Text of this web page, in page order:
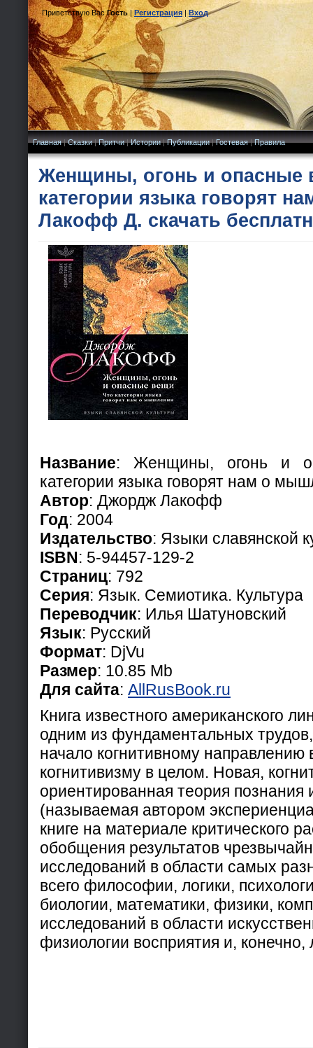
Приветствую Вас Гость|Регистрация|Вход
Главная|Сказки|Притчи|Истории|Публикации|Гостевая|Правила
Женщины, огонь и опасные
категории языка говорят
Лакофф Д. скачать
Название: Женщины, огонь и
категории языка говорят нам о
Автор: Джордж Лакофф
Год: 2004
Издательство: Языки славянской
ISBN: 5-94457-129-2
Страниц: 792
Серия: Язык. Семиотика. Культура
Переводчик: Илья Шатуновский
Язык: Русский
Формат: DjVu
Размер: 10.85 Mb
Для сайта: AllRusBook.ru
Книга известного американского
одним из фундаментальных
начало когнитивному направлению
когнитивизму в целом. Новая,
ориентированная теория познания
(называемая автором
книге на материале критического
обобщения результатов
исследований в области самых
всего философии, логики,
биологии, математики, физики,
исследований в области
физиологии восприятия и, конечно,